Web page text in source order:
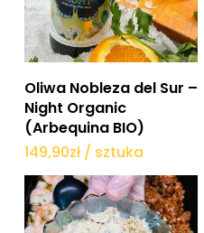
Dodaj do koszyka
Oliwa Nobleza del Sur –
Night Organic
(Arbequina BIO)
149,90zł / sztuka